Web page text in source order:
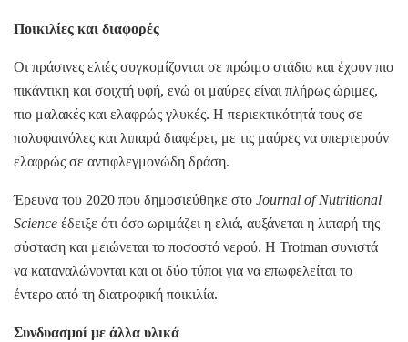
Ποικιλίες και διαφορές
Οι πράσινες ελιές συγκομίζονται σε πρώιμο στάδιο και έχουν πιο
πικάντικη και σφιχτή υφή, ενώ οι μαύρες είναι πλήρως ώριμες,
πιο μαλακές και ελαφρώς γλυκές. Η περιεκτικότητά τους σε
πολυφαινόλες και λιπαρά διαφέρει, με τις μαύρες να υπερτερούν
ελαφρώς σε αντιφλεγμονώδη δράση.
Έρευνα του 2020 που δημοσιεύθηκε στο Journal of Nutritional
Science έδειξε ότι όσο ωριμάζει η ελιά, αυξάνεται η λιπαρή της
σύσταση και μειώνεται το ποσοστό νερού. Η Trotman συνιστά
να καταναλώνονται και οι δύο τύποι για να επωφελείται το
έντερο από τη διατροφική ποικιλία.
Συνδυασμοί με άλλα υλικά